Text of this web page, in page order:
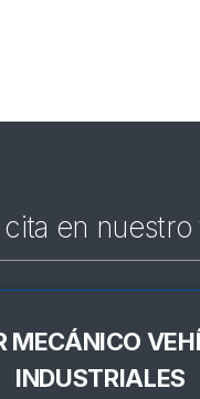
cita en nuestro
MECÁNICO
INDUSTRIALES